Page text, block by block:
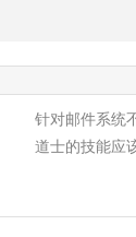
针对邮件系统
道士的技能应